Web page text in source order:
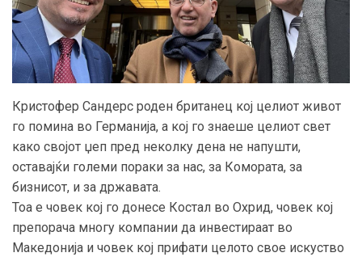
Кристофер Сандерс роден британец кој целиот живот
го помина во Германија, а кој го знаеше целиот свет
како својот џеп пред неколку дена не напушти,
оставајќи големи пораки за нас, за Комората, за
бизнисот, и за државата.
Тоа е човек кој го донесе Костал во Охрид, човек кој
препорача многу компании да инвестираат во
Македонија и човек кој прифати целото свое искуство